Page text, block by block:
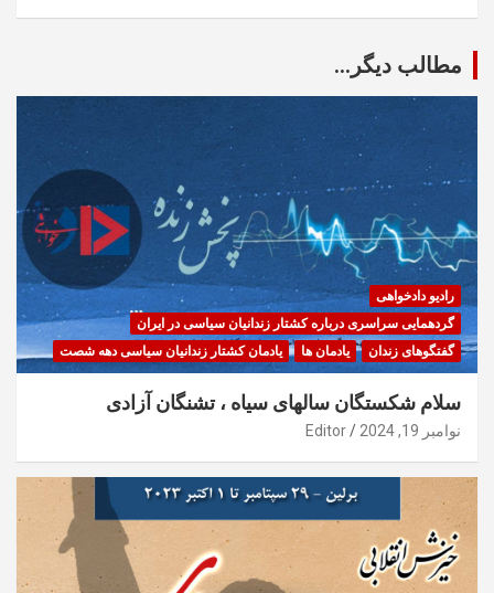
مطالب دیگر...
رادیو دادخواهی
گردهمایی سراسری درباره کشتار زندانیان سیاسی در ایران
گفتگوهای زندان
یادمان ها یادمان کشتار زندانیان سیاسی دهه شصت
سلام شکستگان سالهای سیاه ، تشنگان آزادی
نوامبر 19, 2024 Editor